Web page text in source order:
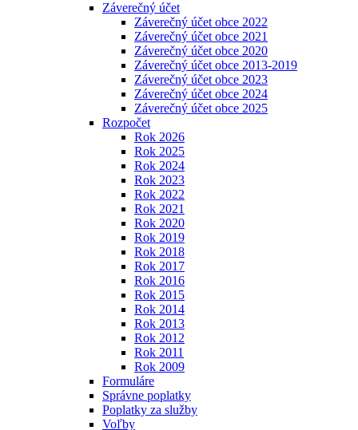
Záverečný účet
Záverečný účet obce 2022
Záverečný účet obce 2021
Záverečný účet obce 2020
Záverečný účet obce 2013-2019
Záverečný účet obce 2023
Záverečný účet obce 2024
Záverečný účet obce 2025
Rozpočet
Rok 2026
Rok 2025
Rok 2024
Rok 2023
Rok 2022
Rok 2021
Rok 2020
Rok 2019
Rok 2018
Rok 2017
Rok 2016
Rok 2015
Rok 2014
Rok 2013
Rok 2012
Rok 2011
Rok 2009
Formuláre
Správne poplatky
Poplatky za služby
Voľby